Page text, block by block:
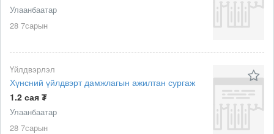
Улаанбаатар
28 7сарын
Үйлдвэрлэл
Хүнсний үйлдвэрт дамжлагын ажилтан сургаж
1.2 сая ₮
Улаанбаатар
28 7сарын